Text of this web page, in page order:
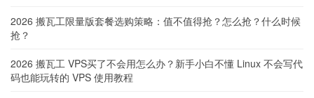
2026 搬瓦工限量版套餐选购策略：值不值得抢？怎么抢？什么时候
抢？
2026 搬瓦工 VPS买了不会用怎么办？新手小白不懂 Linux 不会写代
码也能玩转的 VPS 使用教程